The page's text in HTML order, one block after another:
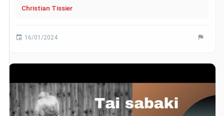
Christian Tissier
16/01/2024